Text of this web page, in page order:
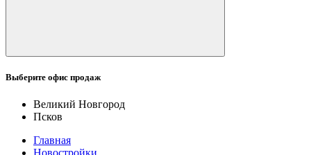
Выберите офис продаж
Великий Новгород
Псков
Главная
Новостройки